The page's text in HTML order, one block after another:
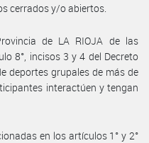
cerrados y/o abiertos.
de LA RIOJA de las
8°, incisos 3 y 4 del Decreto
deportes grupales de más de
interactúen y tengan
en los artículos 1° y 2°